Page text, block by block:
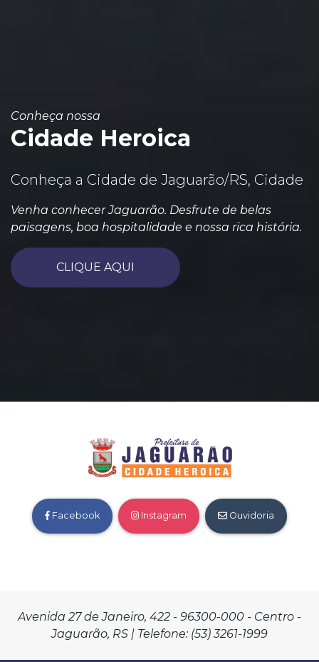
Conheça nossa
Cidade Heroica
Conheça a Cidade de Jaguarão/RS, Cidade
Venha conhecer Jaguarão. Desfrute de belas
paisagens, boa hospitalidade e nossa rica história.
CLIQUE AQUI
Facebook Instagram Ouvidoria
Avenida 27 de Janeiro, 422 - 96300-000 - Centro -
Jaguarão, RS | Telefone: (53) 3261-1999